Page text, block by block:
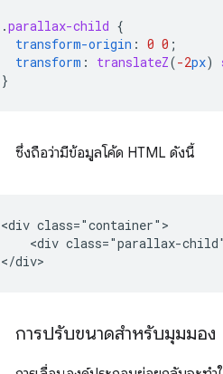
.parallax-child {
transform-origin : 0 0 ;
transform : translateZ(-2px)
}
ซึ่งถือว่ามีข้อมูลโค้ด HTML ดังนี้
<div class="container">
<div class="parallax-
การปรับขนาดสำหรับมุมมอง